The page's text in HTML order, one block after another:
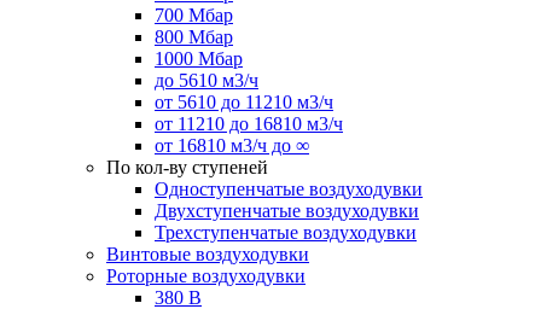
700 Мбар
800 Мбар
1000 Мбар
до 5610 м3/ч
от 5610 до 11210 м3/ч
от 11210 до 16810 м3/ч
от 16810 м3/ч до ∞
По кол-ву ступеней
Одноступенчатые воздуходувки
Двухступенчатые воздуходувки
Трехступенчатые воздуходувки
Винтовые воздуходувки
Роторные воздуходувки
380 В